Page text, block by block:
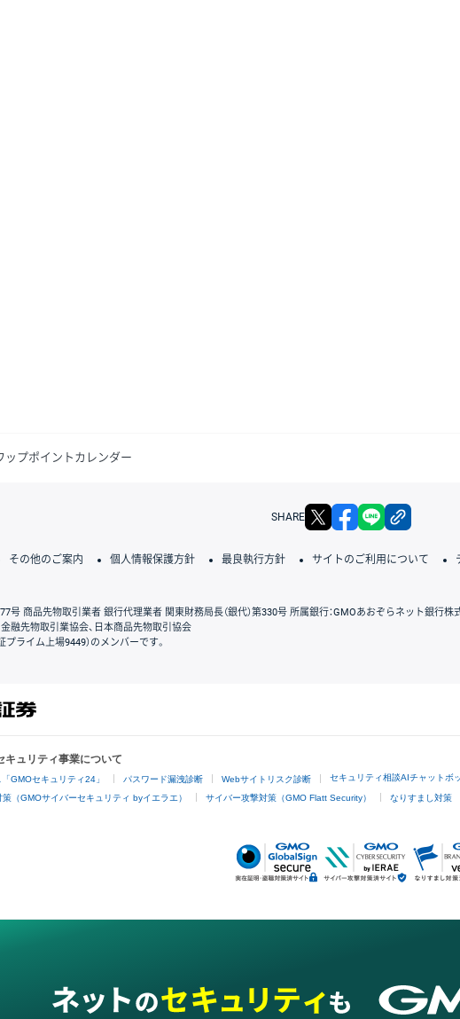
ップポイントカレンダー
SHARE X facebook
その他のご案内 個人情報保護方針 最良執行方針 サイトのご利用について
号 商品先物取引業者 銀行代理業者 関東財務局長（銀代）第330号 所属銀行：GMOあおぞらネット銀行株
融先物取引業協会、日本商品先物取引協会
ライム上場9449）のメンバーです。
キュリティ事業について
GMOセキュリティ24」 パスワード漏洩診断 Webサイトリスク診断 セキュリティ相談AIチャットボ
（GMOサイバーセキュリティ byイエラエ） サイバー攻撃対策（GMO Flatt Security） なりすまし対策